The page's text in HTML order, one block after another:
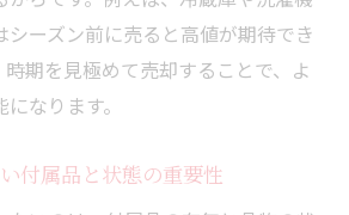
シーズン前に売ると高値が期待でき
時期を見極めて売却することで、よ
なります。
付属品と状態の重要性